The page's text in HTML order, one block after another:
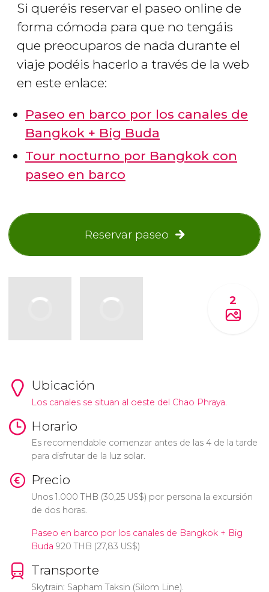
Si queréis reservar el paseo online de
forma cómoda para que no tengáis
que preocuparos de nada durante el
viaje podéis hacerlo a través de la web
en este enlace:
Paseo en barco por los canales de
Bangkok + Big Buda
Tour nocturno por Bangkok con
paseo en barco
Reservar paseo
2
Ubicación
Los canales se situan al oeste del Chao Phraya.
Horario
Es recomendable comenzar antes de las 4 de la tarde
para disfrutar de la luz solar.
Precio
Unos 1.000THB (30,25 US$) por persona la excursión
de dos horas.
Paseo en barco por los canales de Bangkok + Big
Buda 920THB (27,83 US$)
Transporte
Skytrain: Sapham Taksin (Silom Line).